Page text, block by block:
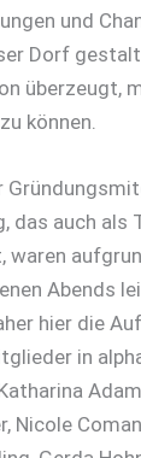
und
Dorf
überzeugt,
können.
das auch als
waren
Abends
hier die
in
Nicole